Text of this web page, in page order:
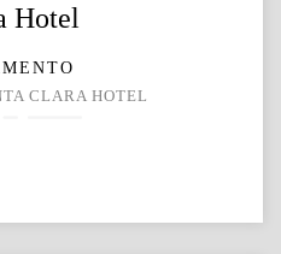
Hotel
CLARA HOTEL